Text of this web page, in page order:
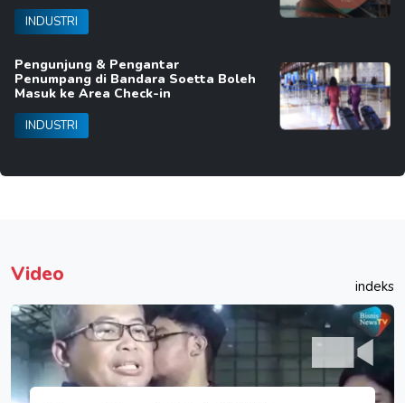
INDUSTRI
Pengunjung & Pengantar
Penumpang di Bandara Soetta Boleh
Masuk ke Area Check-in
INDUSTRI
indeks
Video